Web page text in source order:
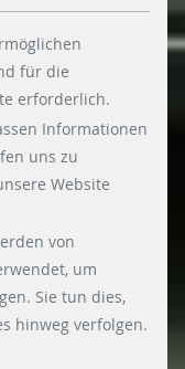
sowie
Sie in
ein. Über den
alle
Cookies
Sie können
indem Sie
unten links
für die
erforderlich.
Informationen
uns zu
Website
von
um
Sie tun dies,
hinweg verfolgen.